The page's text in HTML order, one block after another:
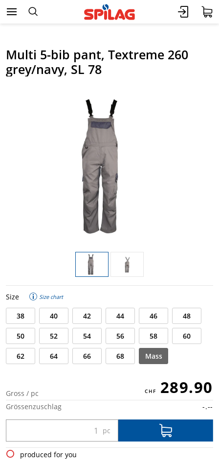
Multi 5-bib pant, Textreme 260
grey/navy, SL 78
Size Size chart
38 40 42 44 46 48
50 52 54 56 58 60
62 64 66 68 Mass
Gross / pc 289.90
Grössenzuschlag -.--
produced for you